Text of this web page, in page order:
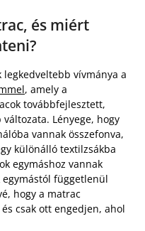
és miért
vívmánya a
, amely a
továbbfejlesztett,
Lényege, hogy
vannak összefonva,
különálló textilzsákba
egymáshoz vannak
függetlenül
hogy a matrac
csak ott engedjen, ahol